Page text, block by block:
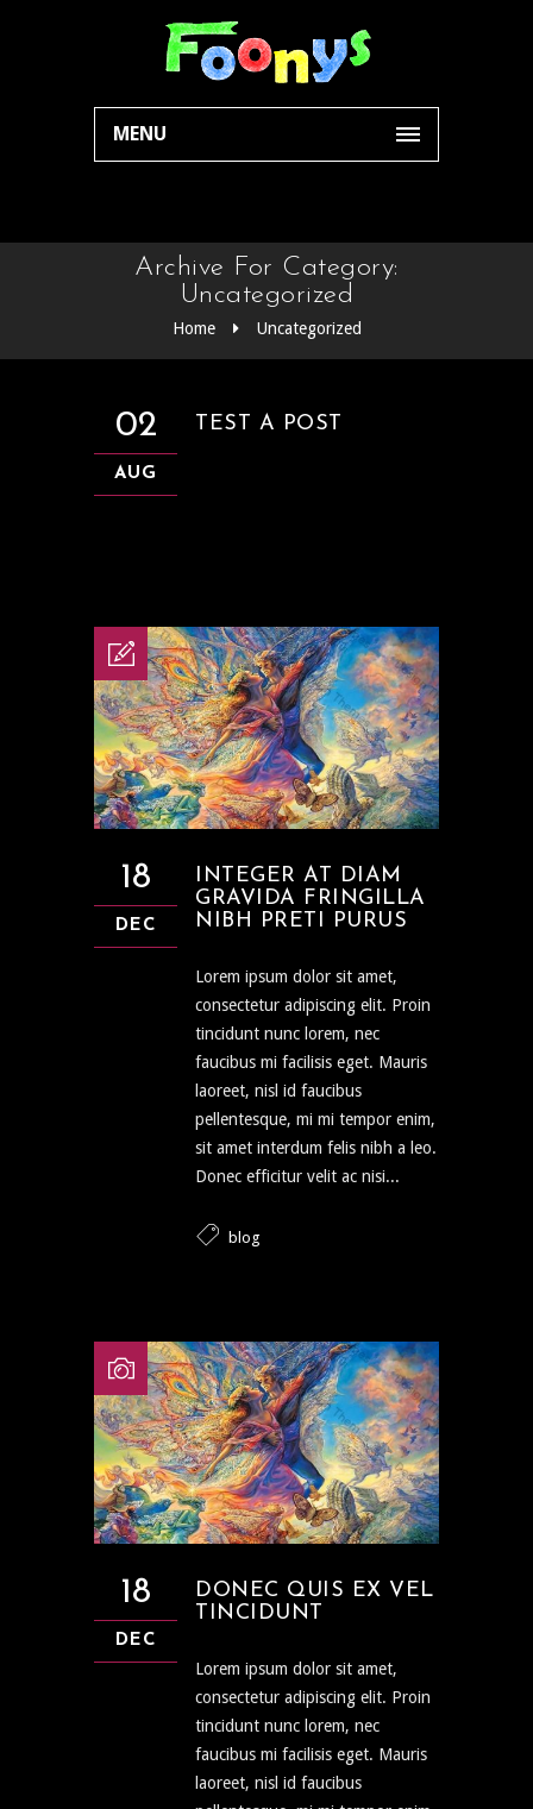
MENU
Archive For Category:
Uncategorized
Home Uncategorized
02
AUG
TEST A POST
18
DEC
INTEGER AT DIAM
GRAVIDA FRINGILLA
NIBH PRETI PURUS
Lorem ipsum dolor sit amet,
consectetur adipiscing elit. Proin
tincidunt nunc lorem, nec
faucibus mi facilisis eget. Mauris
laoreet, nisl id faucibus
pellentesque, mi mi tempor enim,
sit amet interdum felis nibh a leo.
Donec efficitur velit ac nisi...
blog
18
DEC
DONEC QUIS EX VEL
TINCIDUNT
Lorem ipsum dolor sit amet,
consectetur adipiscing elit. Proin
tincidunt nunc lorem, nec
faucibus mi facilisis eget. Mauris
laoreet, nisl id faucibus